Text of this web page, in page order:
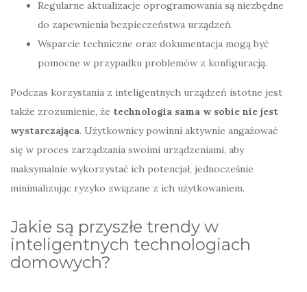
Regularne aktualizacje oprogramowania są niezbędne
do zapewnienia bezpieczeństwa urządzeń.
Wsparcie techniczne oraz dokumentacja mogą być
pomocne w przypadku problemów z konfiguracją.
Podczas korzystania z inteligentnych urządzeń istotne jest
także zrozumienie, że technologia sama w sobie nie jest
wystarczająca. Użytkownicy powinni aktywnie angażować
się w proces zarządzania swoimi urządzeniami, aby
maksymalnie wykorzystać ich potencjał, jednocześnie
minimalizując ryzyko związane z ich użytkowaniem.
Jakie są przyszłe trendy w
inteligentnych technologiach
domowych?